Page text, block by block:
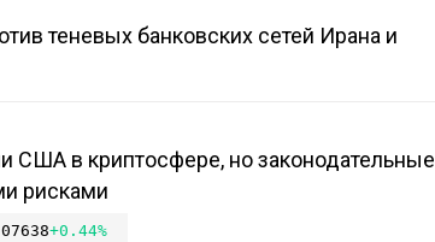
теневых банковских сетей Ирана и
США в криптосфере, но законодательные
рисками
+0.44%